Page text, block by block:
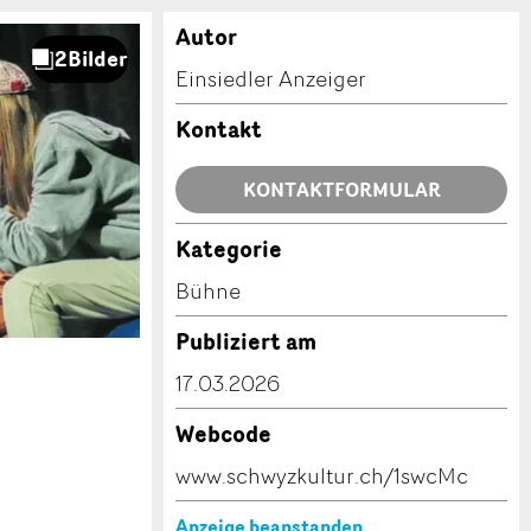
Autor
Einsiedler Anzeiger
Kontakt
KONTAKTFORMULAR
Kategorie
Bühne
Publiziert am
17.03.2026
Webcode
www.schwyzkultur.ch/1swcMc